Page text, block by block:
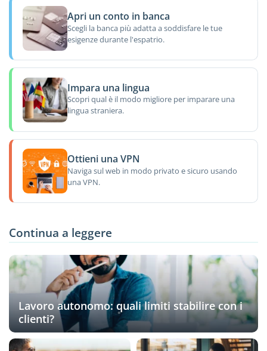
Apri un conto in banca
Scegli la banca più adatta a soddisfare le tue
esigenze durante l'espatrio.
Impara una lingua
Scopri qual è il modo migliore per imparare una
lingua straniera.
Ottieni una VPN
Naviga sul web in modo privato e sicuro usando
una VPN.
Continua a leggere
Lavoro autonomo: quali limiti stabilire con i
clienti?